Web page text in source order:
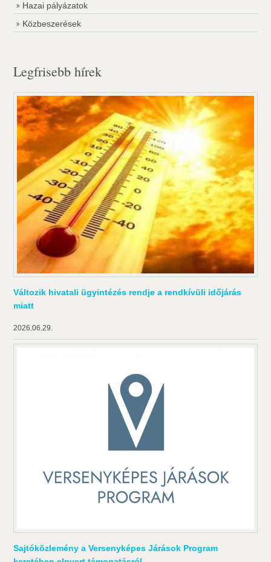
Hazai pályázatok
Közbeszerések
Legfrisebb hírek
Változik hivatali ügyintézés rendje a rendkívüli időjárás
miatt
2026.06.29.
Sajtóközlemény a Versenyképes Járások Program